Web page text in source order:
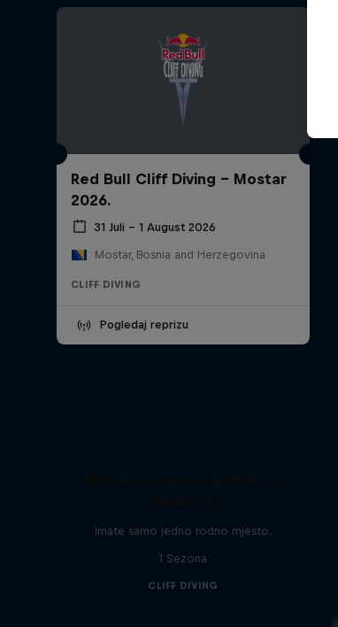
Red Bull Cliff Diving - Mostar
2026.
31 Juli – 1 August 2026
Mostar, Bosnia and Herzegovina
CLIFF DIVING
Pogledaj reprizu
Imate samo jedno rodno mjesto.
1 Sezona
CLIFF DIVING